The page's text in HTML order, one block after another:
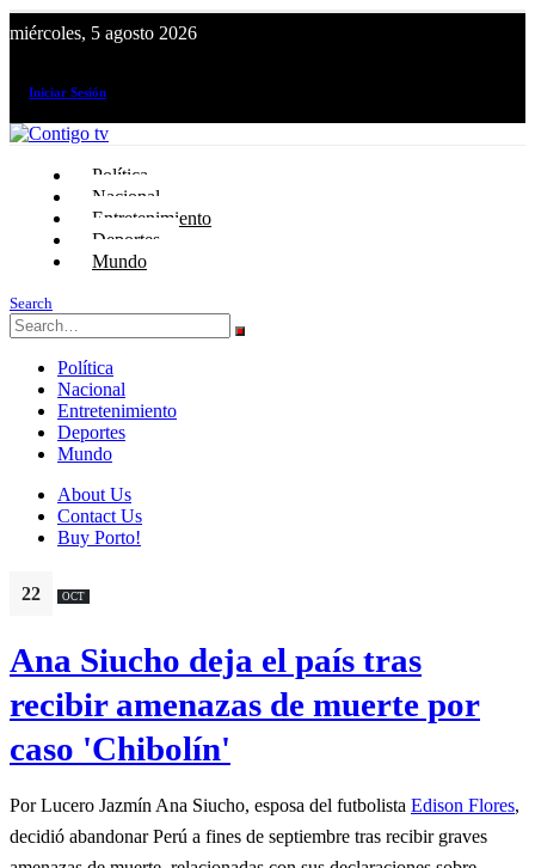
miércoles, 5 agosto 2026
Iniciar Sesión
Política
Nacional
Entretenimiento
Deportes
Mundo
Search
Política
Nacional
Entretenimiento
Deportes
Mundo
About Us
Contact Us
Buy Porto!
22 OCT
Ana Siucho deja el país tras
recibir amenazas de muerte por
caso 'Chibolín'
Por Lucero Jazmín Ana Siucho, esposa del futbolista Edison Flores,
decidió abandonar Perú a fines de septiembre tras recibir graves